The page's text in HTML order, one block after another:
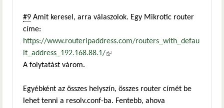
#9 Amit keresel, arra válaszolok. Egy Mikrotic router
címe:
https://www.routeripaddress.com/routers_with_defau
lt_address_192.168.88.1/(külső hivatkozás)
A folytatást várom.
Egyébként az összes helyszín, összes router címét be
lehet tenni a resolv.conf-ba. Fentebb, ahova